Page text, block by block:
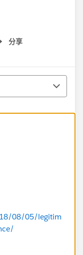
分享
menu
08/05/legitim